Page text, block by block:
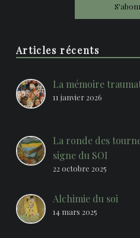
Articles récents
La mémoire
11 janvier 2026
La ronde des
signe du SOI
22 octobre 2025
Alchimie du soi
14 mars 2025